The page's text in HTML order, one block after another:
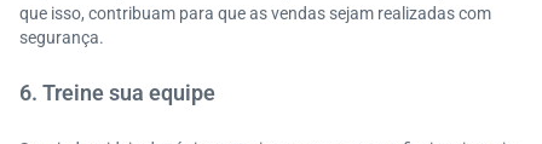
que isso, contribuam para que as vendas sejam realizadas com
segurança.
6. Treine sua equipe